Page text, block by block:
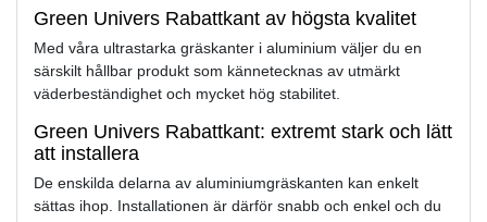
Green Univers Rabattkant av högsta kvalitet
Med våra ultrastarka gräskanter i aluminium väljer du en
särskilt hållbar produkt som kännetecknas av utmärkt
väderbeständighet och mycket hög stabilitet.
Green Univers Rabattkant: extremt stark och lätt
att installera
De enskilda delarna av aluminiumgräskanten kan enkelt
sättas ihop. Installationen är därför snabb och enkel och du